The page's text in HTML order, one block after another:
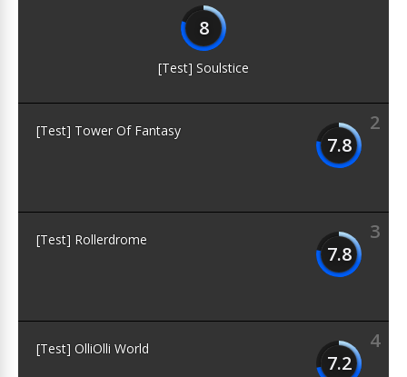
8
[Test] Soulstice
2
7.8
[Test] Tower Of Fantasy
3
7.8
[Test] Rollerdrome
4
7.2
[Test] OlliOlli World